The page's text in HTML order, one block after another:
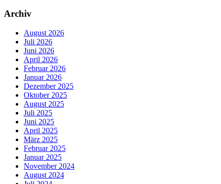
Archiv
August 2026
Juli 2026
Juni 2026
April 2026
Februar 2026
Januar 2026
Dezember 2025
Oktober 2025
August 2025
Juli 2025
Juni 2025
April 2025
März 2025
Februar 2025
Januar 2025
November 2024
August 2024